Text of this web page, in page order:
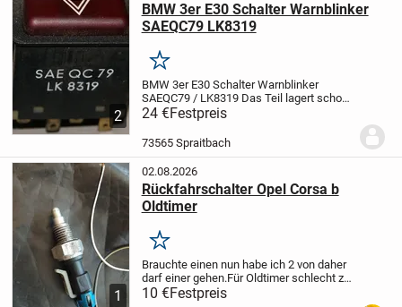
2
BMW 3er E30 Schalter Warnblinker
SAEQC79 LK8319
Merken
BMW 3er E30 Schalter Warnblinker
SAEQC79 / LK8319Das Teil lagert schon
einige Zeit bei mir. Den Zustand nicht
gereinigt entnehmen Sie bitte den Bildern.
Da es sich um einen Privatverkauf
handelt...
24 €Festpreis
73565 Spraitbach
1
02.08.2026
Rückfahrschalter Opel Corsa b
Oldtimer
Merken
Brauchte einen nun habe ich 2 von daher
darf einer gehen.Für Oldtimer schlecht zu
bekommen die neuen passen nämlich
10 €Festpreis